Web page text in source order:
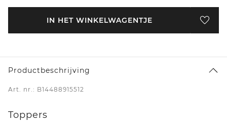
IN HET WINKELWAGENTJE
Productbeschrijving
Art. nr.: B14488915512
Toppers